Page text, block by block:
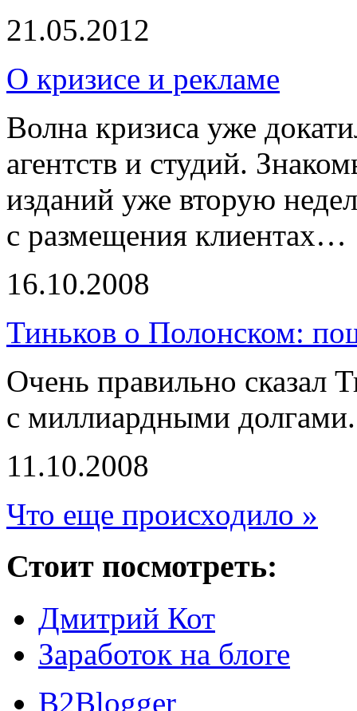
21.05.2012
О кризисе и рекламе
Волна кризиса уже
агентств и студий.
изданий уже вторую
с размещения клиентах…
16.10.2008
Тиньков о Полонском:
Очень правильно сказал
с миллиардными
11.10.2008
Что еще происходило »
Стоит посмотреть:
Дмитрий Кот
Заработок на блоге
B2Blogger